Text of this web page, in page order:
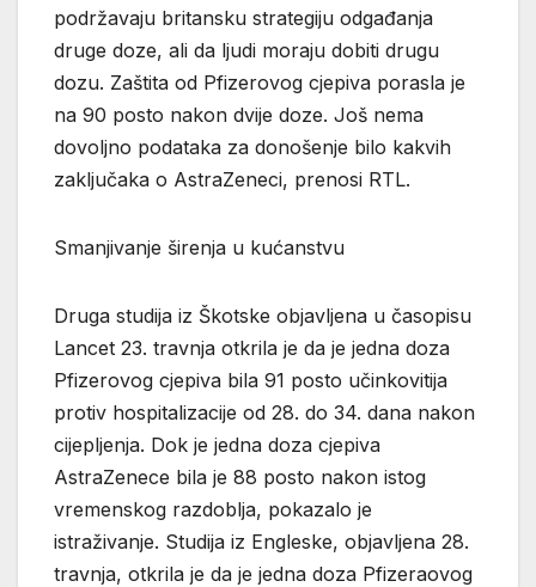
podržavaju britansku strategiju odgađanja
druge doze, ali da ljudi moraju dobiti drugu
dozu. Zaštita od Pfizerovog cjepiva porasla je
na 90 posto nakon dvije doze. Još nema
dovoljno podataka za donošenje bilo kakvih
zaključaka o AstraZeneci, prenosi RTL.
Smanjivanje širenja u kućanstvu
Druga studija iz Škotske objavljena u časopisu
Lancet 23. travnja otkrila je da je jedna doza
Pfizerovog cjepiva bila 91 posto učinkovitija
protiv hospitalizacije od 28. do 34. dana nakon
cijepljenja. Dok je jedna doza cjepiva
AstraZenece bila je 88 posto nakon istog
vremenskog razdoblja, pokazalo je
istraživanje. Studija iz Engleske, objavljena 28.
travnja, otkrila je da je jedna doza Pfizeraovog